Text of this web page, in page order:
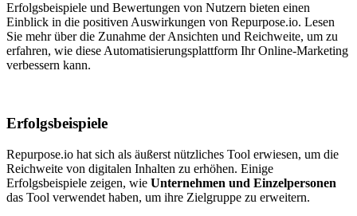
Erfolgsbeispiele und Bewertungen von Nutzern bieten einen
Einblick in die positiven Auswirkungen von Repurpose.io. Lesen
Sie mehr über die Zunahme der Ansichten und Reichweite, um zu
erfahren, wie diese Automatisierungsplattform Ihr Online-Marketing
verbessern kann.
Erfolgsbeispiele
Repurpose.io hat sich als äußerst nützliches Tool erwiesen, um die
Reichweite von digitalen Inhalten zu erhöhen. Einige
Erfolgsbeispiele zeigen, wie Unternehmen und Einzelpersonen
das Tool verwendet haben, um ihre Zielgruppe zu erweitern.